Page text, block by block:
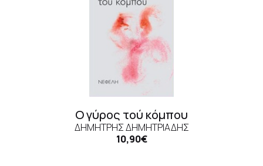
Ο γύρος τού κόμπου
ΔΗΜΉΤΡΗΣ ΔΗΜΗΤΡΙΆΔΗΣ
10,90€